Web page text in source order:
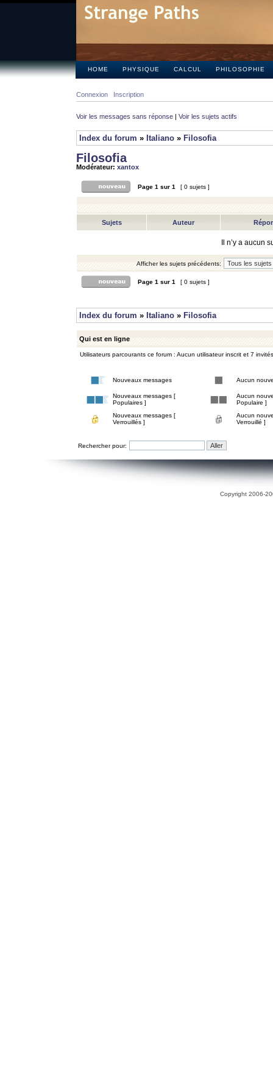
HOME PHYSIQUE CALCUL PHILOSOPHIE
Connexion Inscription
Voir les messages sans réponse | Voir les sujets actifs
Index du forum » Italiano » Filosofia
Filosofia
Modérateur: xantox
Page 1 sur 1 [ 0 sujets ]
Sujets Auteur
Il n’y a aucun
Afficher les sujets précédents:
Page 1 sur 1 [ 0 sujets ]
Index du forum » Italiano » Filosofia
Qui est en ligne
Utilisateurs parcourants ce forum : Aucun utilisateur inscrit et 7 invités
Nouveaux messages Aucun
Nouveaux messages [
Populaires ]
Aucun
Populaire ]
Nouveaux messages [
Verrouillés ]
Aucun
Verrouillé ]
Rechercher pour:
Copyright 2006-